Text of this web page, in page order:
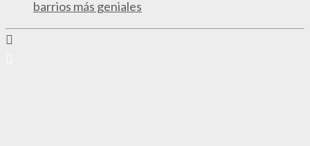
barrios más geniales